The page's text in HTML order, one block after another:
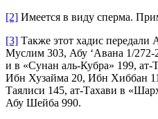
[2] Имеется в виду сперма.
[3] Также этот хадис передали
Муслим 303, Абу ‘Авана 1/272-
и в «Сунан аль-Кубра» 199,
Ибн Хузайма 20, Ибн Хиббан
Таялиси 145, ат-Тахави в
Абу Шейба 990.